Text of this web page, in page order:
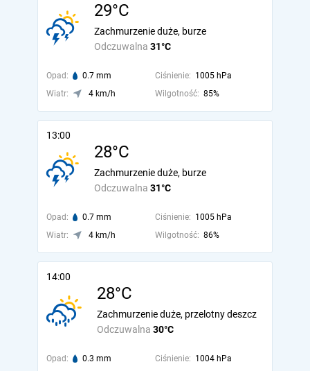
29°C
Odczuwalna 31°C
Zachmurzenie duże, burze
Opad: 0.7 mm Ciśnienie: 1005 hPa
Wiatr:
4 km/h Wilgotność: 85%
13:00
28°C
Odczuwalna 31°C
Zachmurzenie duże, burze
Opad: 0.7 mm Ciśnienie: 1005 hPa
Wiatr:
4 km/h Wilgotność: 86%
14:00
28°C
Odczuwalna 30°C
Zachmurzenie duże, przelotny deszcz
Opad: 0.3 mm Ciśnienie: 1004 hPa